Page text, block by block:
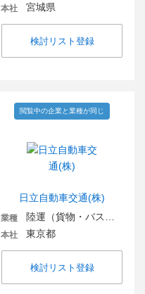
本社 宮城県
検討リスト登録
日立自動車交通(株)
閲覧中の企業と業種が同じ
業種
本社 東京都
検討リスト登録